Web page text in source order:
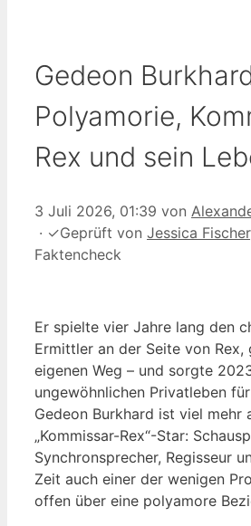
Gedeon
Polyamorie,
Rex und sein
3 Juli 2026, 01:39 von
· ✓Geprüft von Jessica Fischer
Faktencheck
Er spielte vier Jahre lang den
Ermittler an der Seite von Rex,
eigenen Weg – und sorgte
ungewöhnlichen Privatleben
Gedeon Burkhard ist viel mehr
„Kommissar-Rex“-Star:
Synchronsprecher, Regisseur
Zeit auch einer der wenigen
offen über eine polyamore